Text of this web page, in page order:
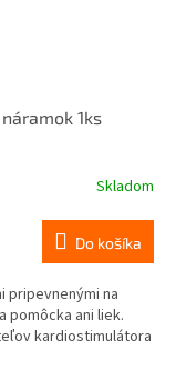
1ks
Skladom
Do košíka
pripevnenými na
pomôcka ani liek.
kardiostimulátora